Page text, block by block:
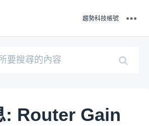
趨勢科技帳號
: Router Gain